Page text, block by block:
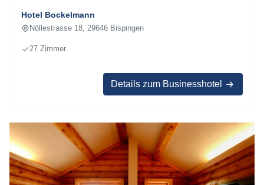
Hotel Bockelmann
Nöllestrasse 18, 29646 Bispingen
27 Zimmer
Details zum Businesshotel